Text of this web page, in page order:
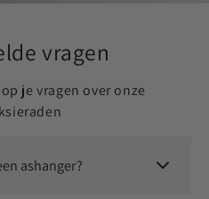
vragen
je vragen over onze
ashanger?